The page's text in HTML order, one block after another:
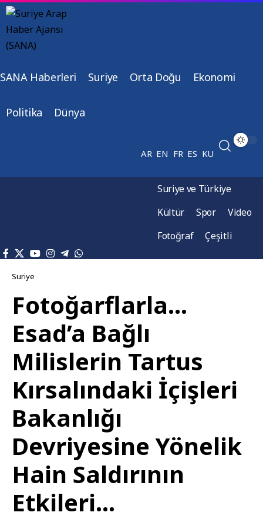
SANA Haberleri Suriye Orta Doğu Ekonomi
Politika Dünya
AR EN FR ES KU
Suriye ve Türkiye
Kültür
Spor
Video
Fotoğraf
Çeşitli
Suriye
Fotoğarflarla…
Esad’a Bağlı
Milislerin Tartus
Kırsalındaki İçişleri
Bakanlığı
Devriyesine Yönelik
Hain Saldırının
Etkileri…